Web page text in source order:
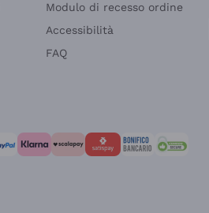
Modulo di recesso ordine
Accessibilità
FAQ